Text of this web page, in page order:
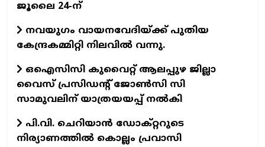
ജൂലൈ 24-ന്
നവയുഗം വായനവേദിയ്ക്ക് പുതിയ
കേന്ദ്രകമ്മിറ്റി നിലവില്‍ വന്നു.
ഒഐസിസി കുവൈറ്റ് ആലപ്പുഴ ജില്ലാ
വൈസ് പ്രസിഡന്റ് ജോണ്‍സി സി
സാമുവലിന് യാത്രയയപ്പ് നല്‍കി
പി.വി. ചെറിയാന്‍ ഡോക്റ്ററുടെ
നിര്യാണത്തില്‍ കൊല്ലം പ്രവാസി